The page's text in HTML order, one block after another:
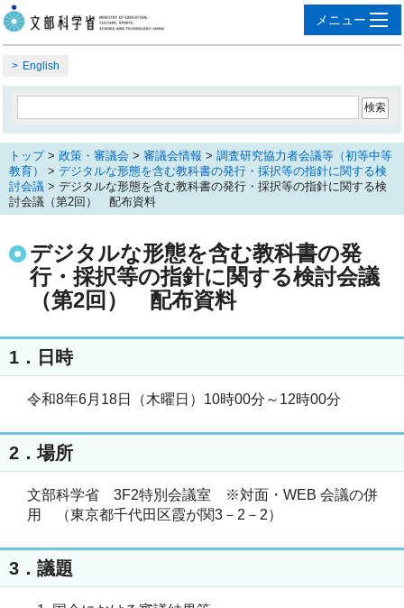
English
トップ> 政策・審議会 > 審議会情報 > 調査研究協力者会議等（初等中等
教育）
> デジタルな形態を含む教科書の発行・採択等の指針に関する検
討会議 > デジタルな形態を含む教科書の発行・採択等の指針に関する検
討会議（第2回） 配布資料
デジタルな形態を含む教科書の発
行・採択等の指針に関する検討会議
（第2回） 配布資料
1．日時
令和8年6月18日（木曜日）10時00分～12時00分
2．場所
文部科学省 3F2特別会議室 ※対面・WEB 会議の併
用 （東京都千代田区霞が関3－2－2）
3．議題